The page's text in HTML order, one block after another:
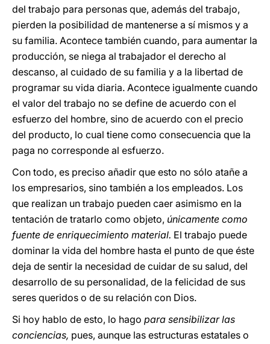
del trabajo para personas que, además del trabajo,
pierden la posibilidad de mantenerse a sí mismos y a
su familia. Acontece también cuando, para aumentar la
producción, se niega al trabajador el derecho al
descanso, al cuidado de su familia y a la libertad de
programar su vida diaria. Acontece igualmente cuando
el valor del trabajo no se define de acuerdo con el
esfuerzo del hombre, sino de acuerdo con el precio
del producto, lo cual tiene como consecuencia que la
paga no corresponde al esfuerzo.
Con todo, es preciso añadir que esto no sólo atañe a
los empresarios, sino también a los empleados. Los
que realizan un trabajo pueden caer asimismo en la
tentación de tratarlo como objeto, únicamente como
fuente de enriquecimiento material. El trabajo puede
dominar la vida del hombre hasta el punto de que éste
deja de sentir la necesidad de cuidar de su salud, del
desarrollo de su personalidad, de la felicidad de sus
seres queridos o de su relación con Dios.
Si hoy hablo de esto, lo hago para sensibilizar las
conciencias, pues, aunque las estructuras estatales o